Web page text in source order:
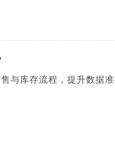
与库存流程，提升数据